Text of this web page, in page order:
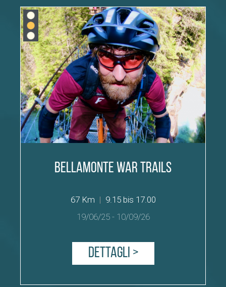
Bellamonte War Trails
67 Km | 9.15 bis 17.00
19/06/25- 10/09/26
Dettagli >